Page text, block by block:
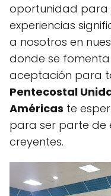
oportunidad para
experiencias
a nosotros en
donde se
aceptación para
Pentecostal
Américas te
para ser parte de
creyentes.